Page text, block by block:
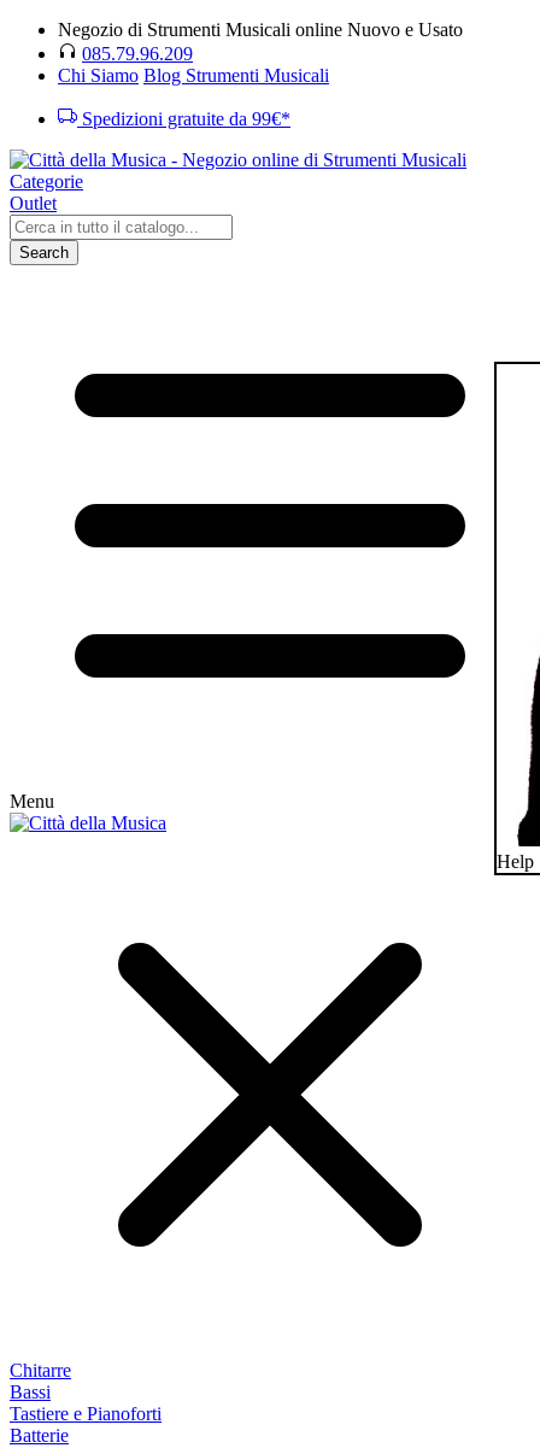
Negozio di Strumenti Musicali online Nuovo e Usato
085.79.96.209
Chi Siamo Blog Strumenti Musicali
Spedizioni gratuite da 99€*
Categorie
Outlet
Search
Menu
Chitarre
Bassi
Tastiere e Pianoforti
Batterie
Help